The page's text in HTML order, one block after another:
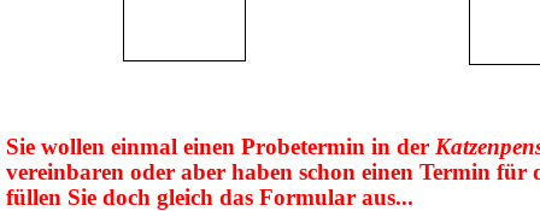
Sie wollen einmal einen Probetermin in der
vereinbaren oder aber haben schon einen Termin für
füllen Sie doch gleich das Formular aus...